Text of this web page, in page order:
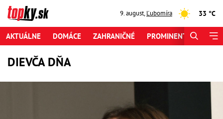
9. august,Ľubomíra 33 °C
AKTUÁLNE DOMÁCE ZAHRANIČNÉ PROMINENTI ŠPORT
DIEVČA DŇA